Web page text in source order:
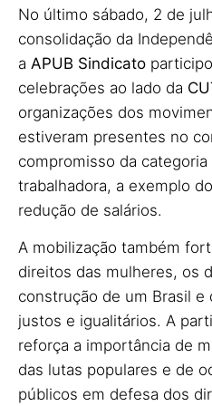
No último sábado, 2 de
consolidação da
a APUB Sindicato
celebrações ao lado da
organizações dos
estiveram presentes no
compromisso da
trabalhadora, a exemplo
redução de salários.
A mobilização também
direitos das mulheres, os
construção de um Brasil e
justos e igualitários. A
reforça a importância de
das lutas populares e de
públicos em defesa dos